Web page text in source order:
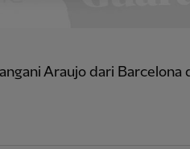
Araujo dari Barcelona